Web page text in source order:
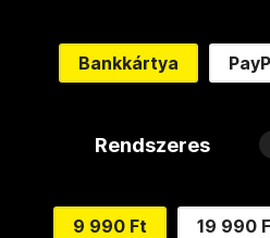
Bankkártya
Rendszeres
9 990 Ft 19 990